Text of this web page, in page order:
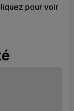
pour voir